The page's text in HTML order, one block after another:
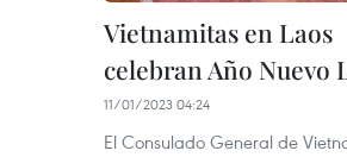
Vietnamitas en Laos
celebran Año Nuevo
11/01/2023 04:24
El Consulado General de